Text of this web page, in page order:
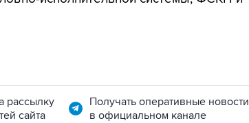
рассылку
сайта
Получать оперативные новости
в официальном канале